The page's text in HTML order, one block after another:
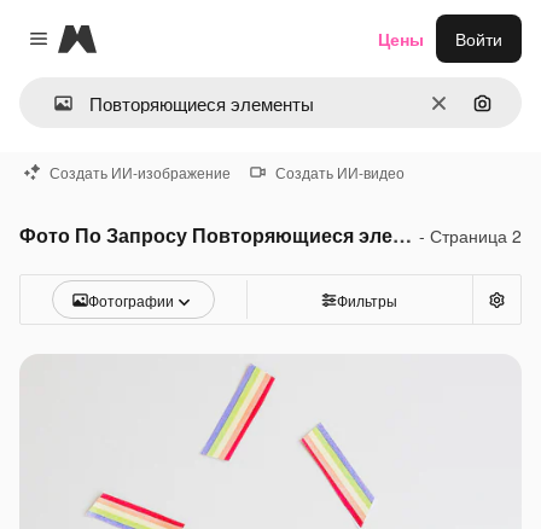
Close menu
Magnific
ОчиститьПоиск
Цены Войти
Создать ИИ-изображение Создать ИИ-видео
Фото По Запросу Повторяющиеся элементы - Страница 2
Фотографии Фильтры